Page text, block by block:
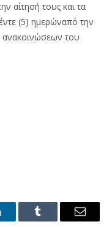
αίτησή τους και τα
(5) ημερώναπό την
ανακοινώσεων του
Tumblr Email